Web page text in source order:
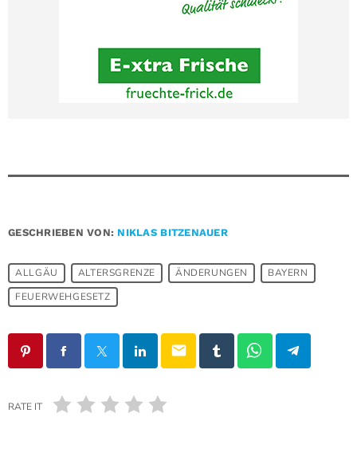
GESCHRIEBEN VON: NIKLAS BITZENAUER
ALLGÄU ALTERSGRENZE ÄNDERUNGEN
BAYERN
FEUERWEHGESETZ
email
RATE IT